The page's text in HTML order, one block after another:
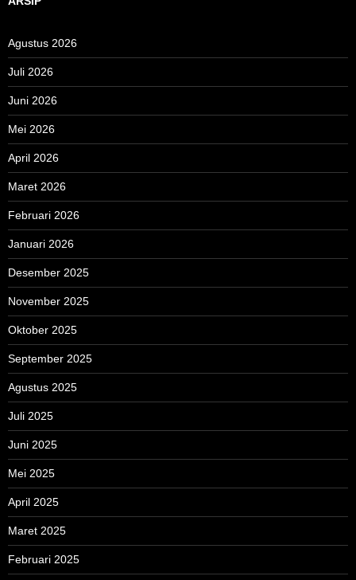
Agustus 2026
Juli 2026
Juni 2026
Mei 2026
April 2026
Maret 2026
Februari 2026
Januari 2026
Desember 2025
November 2025
Oktober 2025
September 2025
Agustus 2025
Juli 2025
Juni 2025
Mei 2025
April 2025
Maret 2025
Februari 2025